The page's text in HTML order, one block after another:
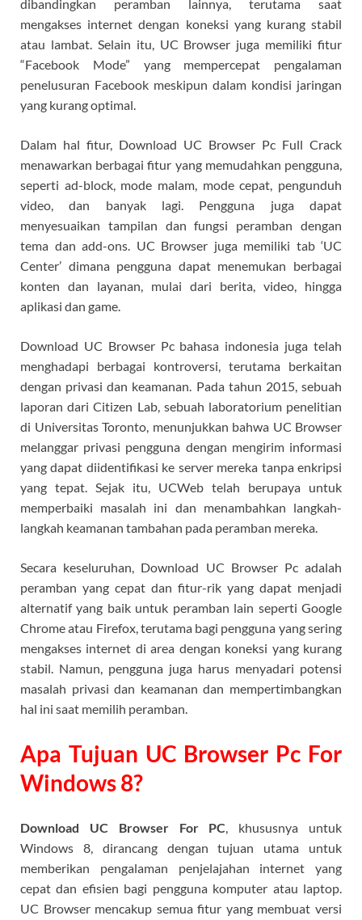
dibandingkan peramban lainnya, terutama saat
mengakses internet dengan koneksi yang kurang stabil
atau lambat. Selain itu, UC Browser juga memiliki fitur
“Facebook Mode” yang mempercepat pengalaman
penelusuran Facebook meskipun dalam kondisi jaringan
yang kurang optimal.
Dalam hal fitur, Download UC Browser Pc Full Crack
menawarkan berbagai fitur yang memudahkan pengguna,
seperti ad-block, mode malam, mode cepat, pengunduh
video, dan banyak lagi. Pengguna juga dapat
menyesuaikan tampilan dan fungsi peramban dengan
tema dan add-ons. UC Browser juga memiliki tab ‘UC
Center’ dimana pengguna dapat menemukan berbagai
konten dan layanan, mulai dari berita, video, hingga
aplikasi dan game.
Download UC Browser Pc bahasa indonesia juga telah
menghadapi berbagai kontroversi, terutama berkaitan
dengan privasi dan keamanan. Pada tahun 2015, sebuah
laporan dari Citizen Lab, sebuah laboratorium penelitian
di Universitas Toronto, menunjukkan bahwa UC Browser
melanggar privasi pengguna dengan mengirim informasi
yang dapat diidentifikasi ke server mereka tanpa enkripsi
yang tepat. Sejak itu, UCWeb telah berupaya untuk
memperbaiki masalah ini dan menambahkan langkah-
langkah keamanan tambahan pada peramban mereka.
Secara keseluruhan, Download UC Browser Pc adalah
peramban yang cepat dan fitur-rik yang dapat menjadi
alternatif yang baik untuk peramban lain seperti Google
Chrome atau Firefox, terutama bagi pengguna yang sering
mengakses internet di area dengan koneksi yang kurang
stabil. Namun, pengguna juga harus menyadari potensi
masalah privasi dan keamanan dan mempertimbangkan
hal ini saat memilih peramban.
Apa Tujuan UC Browser Pc For
Windows 8?
Download UC Browser For PC, khususnya untuk
Windows 8, dirancang dengan tujuan utama untuk
memberikan pengalaman penjelajahan internet yang
cepat dan efisien bagi pengguna komputer atau laptop.
UC Browser mencakup semua fitur yang membuat versi